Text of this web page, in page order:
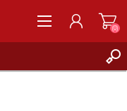
(0)